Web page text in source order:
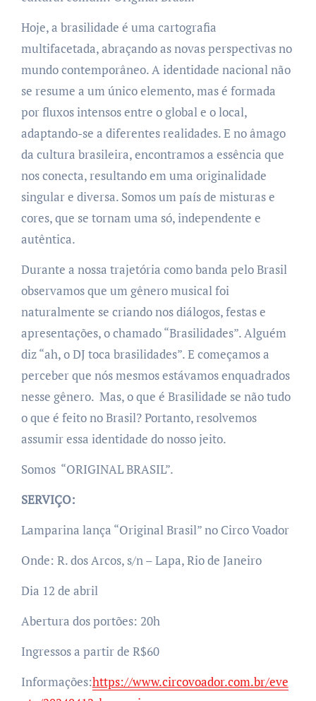
Hoje, a brasilidade é uma cartografia
multifacetada, abraçando as novas perspectivas no
mundo contemporâneo. A identidade nacional não
se resume a um único elemento, mas é formada
por fluxos intensos entre o global e o local,
adaptando-se a diferentes realidades. E no âmago
da cultura brasileira, encontramos a essência que
nos conecta, resultando em uma originalidade
singular e diversa. Somos um país de misturas e
cores, que se tornam uma só, independente e
autêntica.
Durante a nossa trajetória como banda pelo Brasil
observamos que um gênero musical foi
naturalmente se criando nos diálogos, festas e
apresentações, o chamado “Brasilidades”. Alguém
diz “ah, o DJ toca brasilidades”. E começamos a
perceber que nós mesmos estávamos enquadrados
nesse gênero. Mas, o que é Brasilidade se não tudo
o que é feito no Brasil? Portanto, resolvemos
assumir essa identidade do nosso jeito.
Somos “ORIGINAL BRASIL”.
SERVIÇO:
Lamparina lança “Original Brasil” no Circo Voador
Onde: R. dos Arcos, s/n – Lapa, Rio de Janeiro
Dia 12 de abril
Abertura dos portões: 20h
Ingressos a partir de R$60
Informações:https://www.circovoador.com.br/eve